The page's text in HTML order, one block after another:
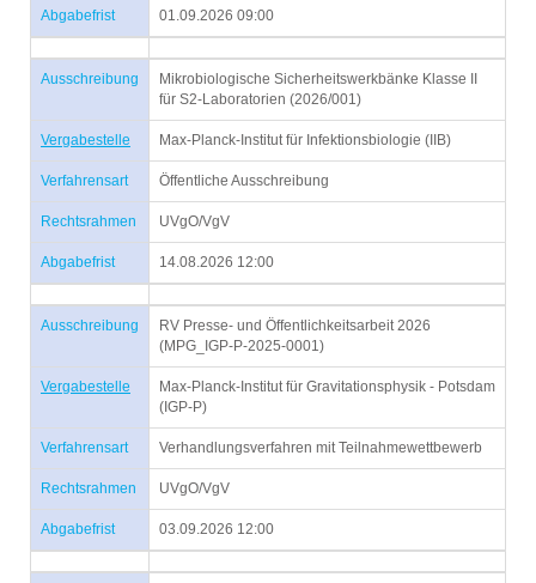
Abgabefrist 01.09.2026 09:00
Ausschreibung
Mikrobiologische Sicherheitswerkbänke Klasse II
für S2-Laboratorien (2026/001)
Vergabestelle Max-Planck-Institut für Infektionsbiologie (IIB)
Verfahrensart Öffentliche Ausschreibung
Rechtsrahmen UVgO/VgV
Abgabefrist 14.08.2026 12:00
Ausschreibung
RV Presse- und Öffentlichkeitsarbeit 2026
(MPG_IGP-P-2025-0001)
Vergabestelle
Max-Planck-Institut für Gravitationsphysik - Potsdam
(IGP-P)
Verfahrensart Verhandlungsverfahren mit Teilnahmewettbewerb
Rechtsrahmen UVgO/VgV
Abgabefrist 03.09.2026 12:00